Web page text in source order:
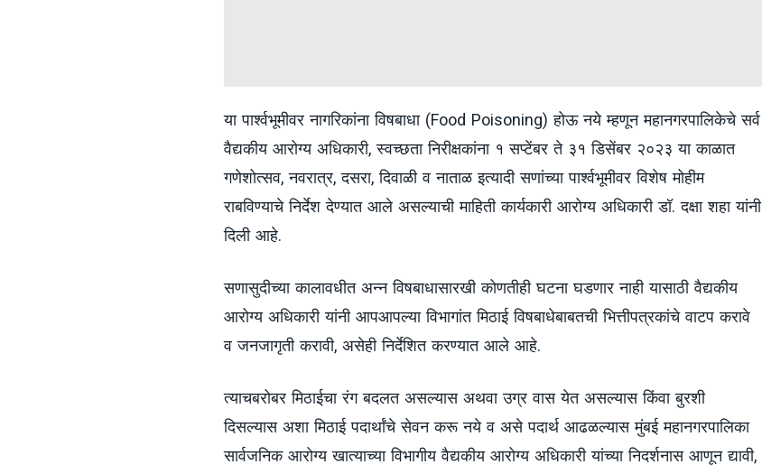
या पार्श्वभूमीवर नागरिकांना विषबाधा (Food Poisoning) होऊ नये म्हणून महानगरपालिकेचे सर्व
वैद्यकीय आरोग्य अधिकारी, स्वच्छता निरीक्षकांना १ सप्टेंबर ते ३१ डिसेंबर २०२३ या काळात
गणेशोत्सव, नवरात्र, दसरा, दिवाळी व नाताळ इत्यादी सणांच्या पार्श्वभूमीवर विशेष मोहीम
राबविण्याचे निर्देश देण्यात आले असल्याची माहिती कार्यकारी आरोग्य अधिकारी डॉ. दक्षा शहा यांनी
दिली आहे.
सणासुदीच्या कालावधीत अन्न विषबाधासारखी कोणतीही घटना घडणार नाही यासाठी वैद्यकीय
आरोग्य अधिकारी यांनी आपआपल्या विभागांत मिठाई विषबाधेबाबतची भित्तीपत्रकांचे वाटप करावे
व जनजागृती करावी, असेही निर्देशित करण्यात आले आहे.
त्याचबरोबर मिठाईचा रंग बदलत असल्यास अथवा उग्र वास येत असल्यास किंवा बुरशी
दिसल्यास अशा मिठाई पदार्थांचे सेवन करू नये व असे पदार्थ आढळल्यास मुंबई महानगरपालिका
सार्वजनिक आरोग्य खात्याच्या विभागीय वैद्यकीय आरोग्य अधिकारी यांच्या निदर्शनास आणून द्यावी,